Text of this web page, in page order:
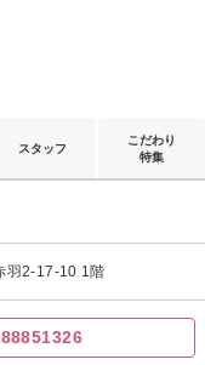
スタッフ
こだわり
特集
羽2-17-10 1階